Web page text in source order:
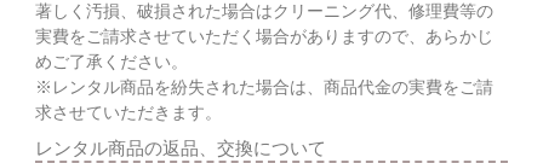
著しく汚損、破損された場合はクリーニング代、修理費等の
実費をご請求させていただく場合がありますので、あらかじ
めご了承ください。
※レンタル商品を紛失された場合は、商品代金の実費をご請
求させていただきます。
レンタル商品の返品、交換について